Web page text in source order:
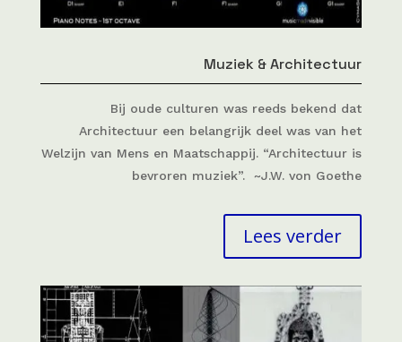
Muziek & Architectuur
Bij oude culturen was reeds bekend dat
Architectuur een belangrijk deel was van het
Welzijn van Mens en Maatschappij. “Architectuur is
bevroren muziek”. ~J.W. von Goethe
Lees verder